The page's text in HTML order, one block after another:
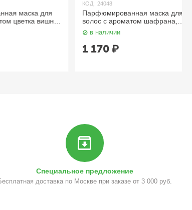
для
вишни
24048
Парфюмированная маска для
волос c ароматом шафрана,
имбиря и ванили 500 мл
LODEURLETTE
в наличии
1 170 ₽
Специальное предложение
доставка по Москве при заказе от 3 000 руб.